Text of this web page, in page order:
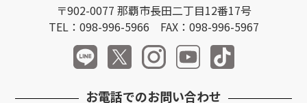
〒902-0077 那覇市長田二丁目12番17号
TEL：098-996-5966 FAX：098-996-5967
お電話でのお問い合わせ